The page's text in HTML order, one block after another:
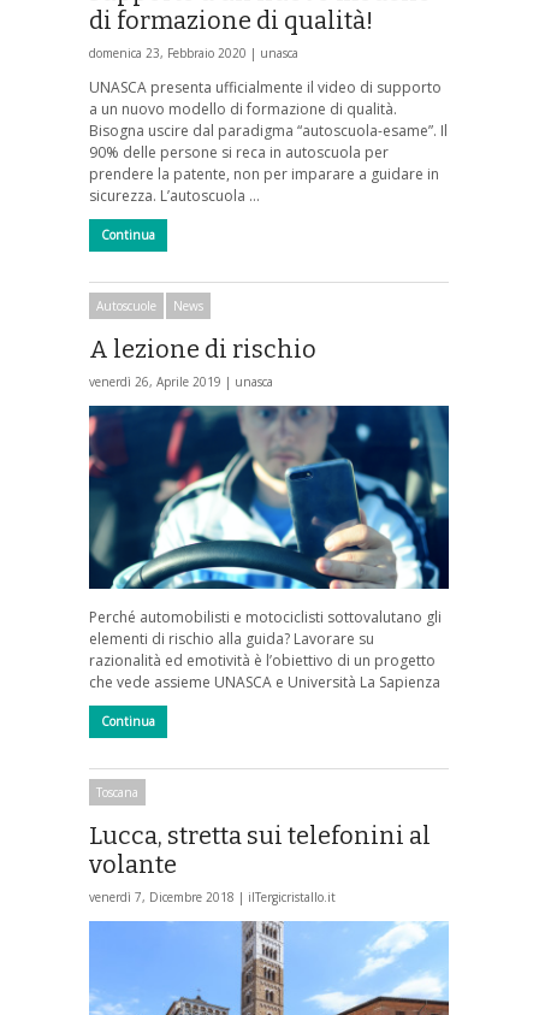
di formazione di qualità!
domenica 23, Febbraio 2020 | unasca
UNASCA presenta ufficialmente il video di supporto
a un nuovo modello di formazione di qualità.
Bisogna uscire dal paradigma “autoscuola-esame”. Il
90% delle persone si reca in autoscuola per
prendere la patente, non per imparare a guidare in
sicurezza. L’autoscuola …
Continua
Autoscuole News
A lezione di rischio
venerdì 26, Aprile 2019 | unasca
Perché automobilisti e motociclisti sottovalutano gli
elementi di rischio alla guida? Lavorare su
razionalità ed emotività è l’obiettivo di un progetto
che vede assieme UNASCA e Università La Sapienza
Continua
Toscana
Lucca, stretta sui telefonini al
volante
venerdì 7, Dicembre 2018 | ilTergicristallo.it